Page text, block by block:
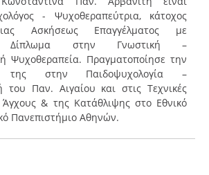
- Ψυχοθεραπεύτρια, κάτοχος
Ασκήσεως Επαγγέλματος με
Δίπλωμα στην Γνωστική –
Ψυχοθεραπεία. Πραγματοποίησε την
της στην Παιδοψυχολογία –
του Παν. Αιγαίου και στις Τεχνικές
Άγχους & της Κατάθλιψης στο Εθνικό
Πανεπιστήμιο Αθηνών.